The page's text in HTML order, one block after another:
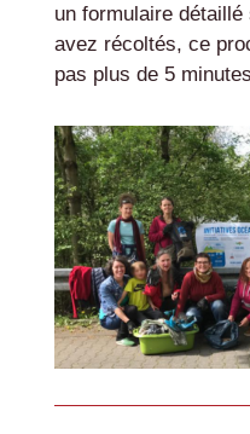
un formulaire
avez récoltés, ce
pas plus de 5